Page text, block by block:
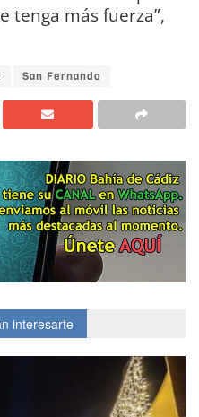
tenga más fuerza”,
San Fernando
interesarte